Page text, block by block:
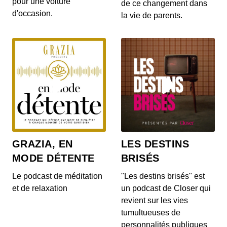
Le Range Rover et le Range Rover Sport s’offrent
quelques nouveautés ! On en parle dans...
S12E140: L'actu auto du 17 juillet 2020
00:04:05 - IL Y A 6 ANS
Au menu de ce vendredi 17 juillet : la découverte
du Cupra Formentor, la présentation de...
S12E139: L'actu auto du 16 juillet 2020
00:03:46 - IL Y A 6 ANS
Au menu du JT du jour : la Mercedes-AMG GT
Black Series, la Porsche 911 Turbo et le Ford...
d'occasion.
de ce changement dans
la vie de parents.
GRAZIA, EN
MODE DÉTENTE
Le podcast de méditation
et de relaxation
LES DESTINS
BRISÉS
"Les destins brisés" est
un podcast de Closer qui
revient sur les vies
tumultueuses de
personnalités publiques